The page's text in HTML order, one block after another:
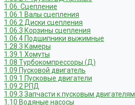
1.06. Сцепление
1.06.1 Валы сцепления
1.06.2 Диски сцепления
1.06.3 Корзины сцепления
1.06.4 Подшипники выжимные
1.28.3 Камеры
1.39.1 Хомуты
1.08 Турбокомпрессоры (Д)
1.09 Пусковой двигатель
1.09.1 Пусковые двигатели
1.09.2 РПД
1.09.3 Запчасти к пусковым двигателям
1.10 Водяные насосы